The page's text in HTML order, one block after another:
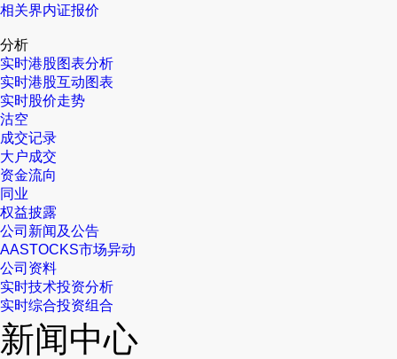
相关界内证报价
分析
实时港股图表分析
实时港股互动图表
实时股价走势
沽空
成交记录
大户成交
资金流向
同业
权益披露
公司新闻及公告
AASTOCKS市场异动
公司资料
实时技术投资分析
实时综合投资组合
新闻中心